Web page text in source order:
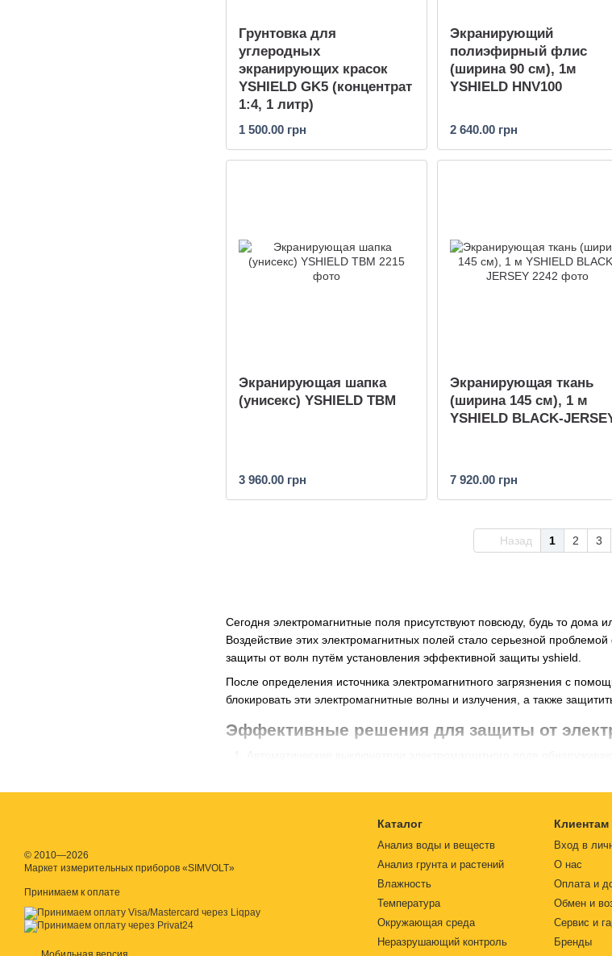
Сегодня электромагнитные поля присутствуют повсюду, будь то дома
Воздействие этих электромагнитных полей стало серьезной
защиты от волн путём установления эффективной защиты yshield.
После определения источника электромагнитного загрязнения с
блокировать эти электромагнитные волны и излучения, а также
Эффективные решения для защиты от
квартиры. Он останавливает электромагнитные поля низкой
Краски для защиты от электромагнитных волнявляются
загрязнения. Существуют разные типы красок для защиты от
Краски, экранирующие электромагнитные волны низкой
Краски, экранирующие электромагнитные волны низкой и
экранирующую краску yshield hsf54 для защиты от
Экранирующие защитные балдахины для кроватей обеспечивают
Грунтовка для
углеродных
экранирующих красок
YSHIELD GK5 (концентрат
1:4, 1 литр)
1 500.00 грн
Экранирующий
полиэфирный флис
(ширина 90 см), 1м
YSHIELD HNV100
2 640.00 грн
Экранирующая шапка
(унисекс) YSHIELD ТBМ
3 960.00 грн
Экранирующая ткань
(ширина 145 см), 1 м
YSHIELD BLACK-
7 920.00 грн
Назад 1 2 3
© 2010—2026
Маркет измерительных приборов «SIMVOLT»
Принимаем к оплате
Каталог
Анализ воды и веществ
Анализ грунта и растений
Влажность
Температура
Окружающая среда
Неразрушающий контроль
Клиентам
Вход в
О нас
Оплата и
Обмен и
Сервис и
Бренды